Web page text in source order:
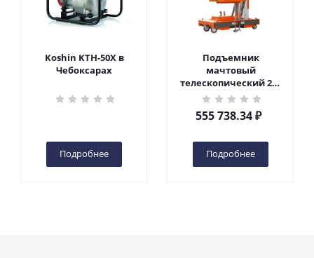
Koshin KTH-50X в
Чебоксарах
Подробнее
Подъемник
мачтовый
телескопический 200
кг 6 м TOR GTWY6-200S
DC 2-мачтовый
(автономный) (G) в
555 738.34₽
Подробнее